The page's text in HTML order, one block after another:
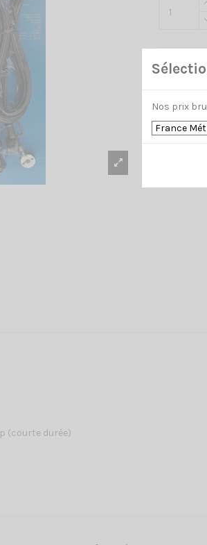
(courte durée)
Nos prix